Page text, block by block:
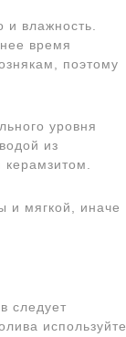
и влажность.
время
поэтому
уровня
из
и мягкой, иначе
следует
используйте